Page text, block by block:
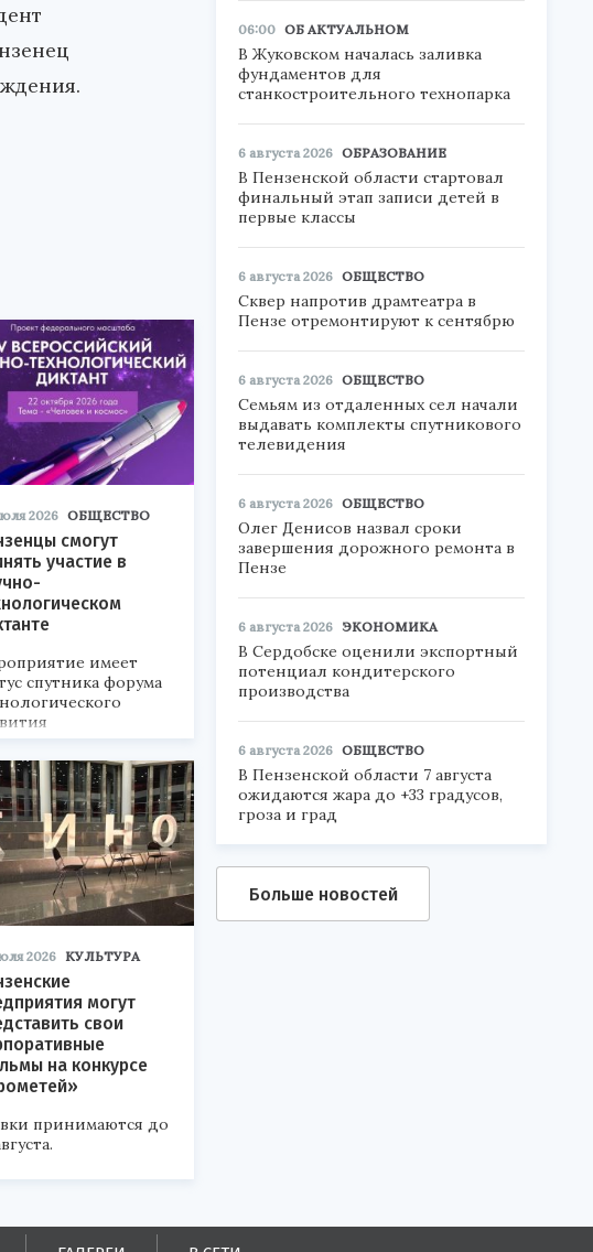
2026 ОБЩЕСТВО
смогут
участие в
имеет
спутника форума
2026».
2026 КУЛЬТУРА
могут
свои
на конкурсе
принимаются до
06:00 ОБ АКТУАЛЬНОМ
В Жуковском началась заливка
фундаментов для
станкостроительного технопарка
6 августа 2026 ОБРАЗОВАНИЕ
В Пензенской области стартовал
финальный этап записи детей в
первые классы
6 августа 2026 ОБЩЕСТВО
Сквер напротив драмтеатра в
Пензе отремонтируют к сентябрю
6 августа 2026 ОБЩЕСТВО
Семьям из отдаленных сел начали
выдавать комплекты спутникового
телевидения
6 августа 2026 ОБЩЕСТВО
Олег Денисов назвал сроки
завершения дорожного ремонта в
Пензе
6 августа 2026 ЭКОНОМИКА
В Сердобске оценили экспортный
потенциал кондитерского
производства
6 августа 2026 ОБЩЕСТВО
В Пензенской области 7 августа
ожидаются жара до +33 градусов,
гроза и град
Больше новостей